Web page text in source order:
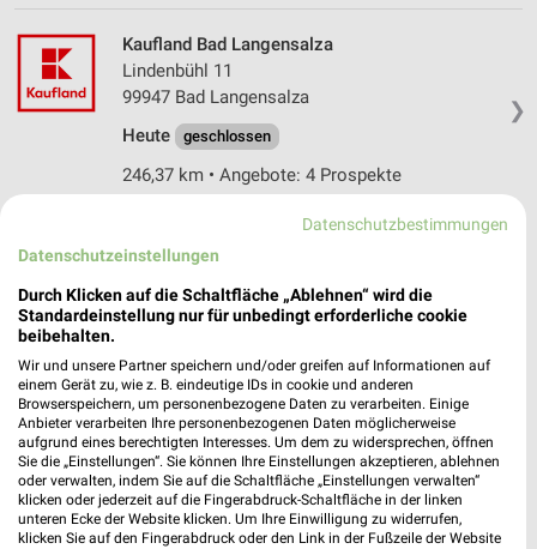
❯
Kaufland Bad Langensalza
Lindenbühl 11
99947 Bad Langensalza
Heute
geschlossen
246,37 km • Angebote: 4 Prospekte
Gessert Reisen Finsterbergen
99894 Finsterbergen
Frölich-Reisen Hessisch Lichtenau
Ludwig-Frölich-Str. 1-5
37235 Hessisch Lichtenau
292,25 km
Datenschutzbestimmungen
Datenschutzeinstellungen
Durch Klicken auf die Schaltfläche „Ablehnen“ wird die
Standardeinstellung nur für unbedingt erforderliche cookie
beibehalten.
Wir und unsere Partner speichern und/oder greifen auf Informationen auf
einem Gerät zu, wie z. B. eindeutige IDs in cookie und anderen
Browserspeichern, um personenbezogene Daten zu verarbeiten. Einige
Anbieter verarbeiten Ihre personenbezogenen Daten möglicherweise
aufgrund eines berechtigten Interesses. Um dem zu widersprechen, öffnen
Sie die „Einstellungen“. Sie können Ihre Einstellungen akzeptieren, ablehnen
oder verwalten, indem Sie auf die Schaltfläche „Einstellungen verwalten“
klicken oder jederzeit auf die Fingerabdruck-Schaltfläche in der linken
unteren Ecke der Website klicken. Um Ihre Einwilligung zu widerrufen,
klicken Sie auf den Fingerabdruck oder den Link in der Fußzeile der Website